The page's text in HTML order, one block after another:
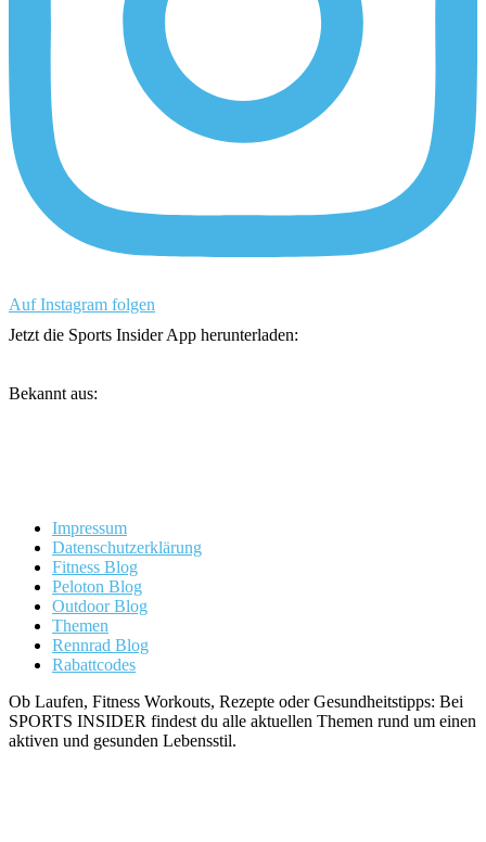
Auf Instagram folgen
Jetzt die Sports Insider App herunterladen:
Bekannt aus:
Impressum
Datenschutzerklärung
Fitness Blog
Peloton Blog
Outdoor Blog
Themen
Rennrad Blog
Rabattcodes
Ob Laufen, Fitness Workouts, Rezepte oder Gesundheitstipps: Bei
SPORTS INSIDER findest du alle aktuellen Themen rund um einen
aktiven und gesunden Lebensstil.